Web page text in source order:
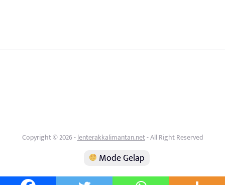
Copyright © 2026 -lenterakkalimantan.net- All Right Reserved
Mode Gelap